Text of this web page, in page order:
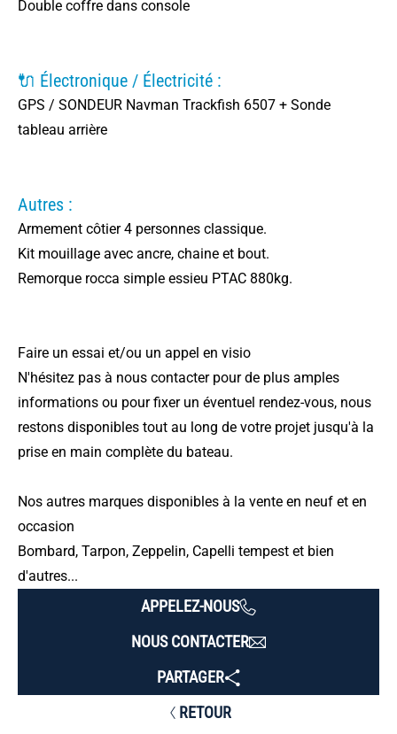
Double coffre dans console
🔌 Électronique / Électricité :
GPS / SONDEUR Navman Trackfish 6507 + Sonde
tableau arrière
Autres :
Armement côtier 4 personnes classique.
Kit mouillage avec ancre, chaine et bout.
Remorque rocca simple essieu PTAC 880kg.
Faire un essai et/ou un appel en visio
N'hésitez pas à nous contacter pour de plus amples
informations ou pour fixer un éventuel rendez-vous, nous
restons disponibles tout au long de votre projet jusqu'à la
prise en main complète du bateau.
Nos autres marques disponibles à la vente en neuf et en
occasion
Bombard, Tarpon, Zeppelin, Capelli tempest et bien
d'autres...
RETOUR
APPELEZ-NOUS
NOUS CONTACTER
PARTAGER